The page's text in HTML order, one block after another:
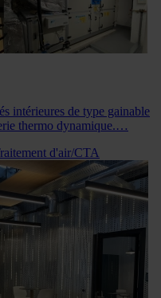
intérieures de type gainable
thermo dynamique.…
d'air/CTA